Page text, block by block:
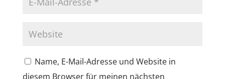
Name, E-Mail-Adresse und Website in
diesem Browser für meinen nächsten